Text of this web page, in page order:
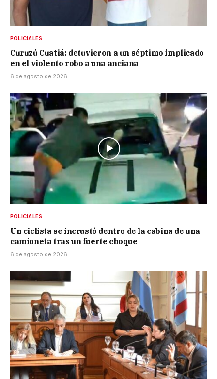
POLICIALES
Curuzú Cuatiá: detuvieron a un séptimo implicado
en el violento robo a una anciana
6 de agosto de 2026
POLICIALES
Un ciclista se incrustó dentro de la cabina de una
camioneta tras un fuerte choque
6 de agosto de 2026